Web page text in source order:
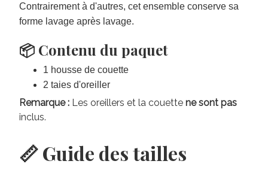
Contrairement à d'autres, cet ensemble conserve sa
forme lavage après lavage.
📦 Contenu du paquet
1 housse de couette
2 taies d'oreiller
Remarque : Les oreillers et la couette ne sont pas
inclus.
📏 Guide des tailles